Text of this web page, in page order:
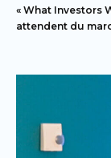
« What Investors
attendent du